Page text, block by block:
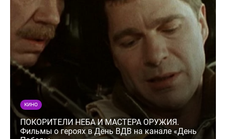
КИНО
ПОКОРИТЕЛИ НЕБА И МАСТЕРА ОРУЖИЯ.
Фильмы о героях в День ВДВ на канале «День